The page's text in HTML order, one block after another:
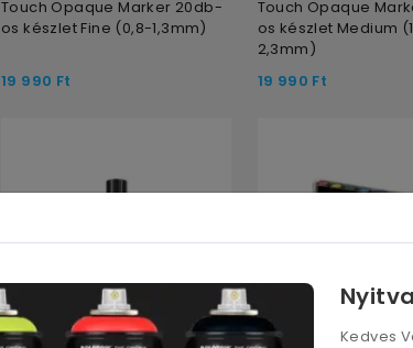
Kedves
Touch Opaque Marker 20db-
os készlet Fine (0,8-1,3mm)
19 990 Ft
Touch Opaque
os készlet Medium
2,3mm)
19 990 Ft